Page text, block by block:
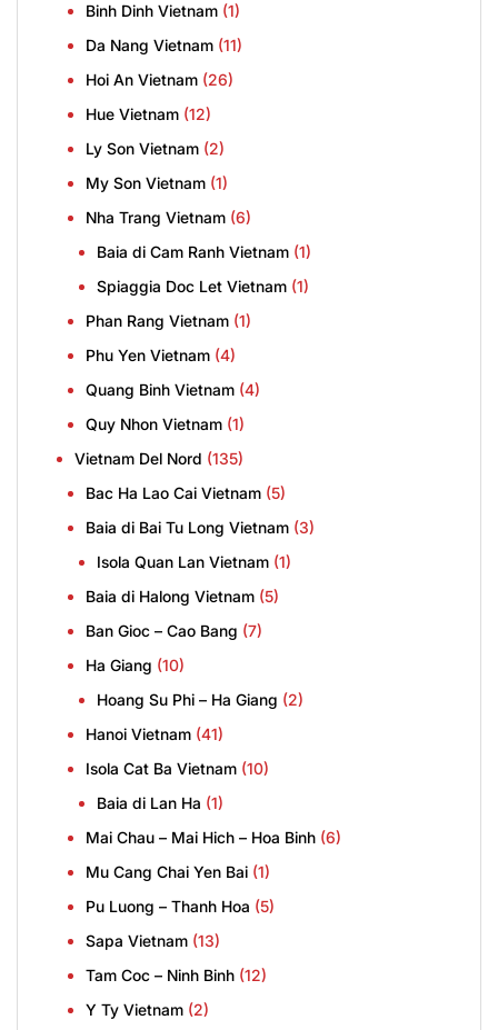
Binh Dinh Vietnam (1)
Da Nang Vietnam (11)
Hoi An Vietnam (26)
Hue Vietnam (12)
Ly Son Vietnam (2)
My Son Vietnam (1)
Nha Trang Vietnam (6)
Baia di Cam Ranh Vietnam (1)
Spiaggia Doc Let Vietnam (1)
Phan Rang Vietnam (1)
Phu Yen Vietnam (4)
Quang Binh Vietnam (4)
Quy Nhon Vietnam (1)
Vietnam Del Nord (135)
Bac Ha Lao Cai Vietnam (5)
Baia di Bai Tu Long Vietnam (3)
Isola Quan Lan Vietnam (1)
Baia di Halong Vietnam (5)
Ban Gioc – Cao Bang (7)
Ha Giang (10)
Hoang Su Phi – Ha Giang (2)
Hanoi Vietnam (41)
Isola Cat Ba Vietnam (10)
Baia di Lan Ha (1)
Mai Chau – Mai Hich – Hoa Binh (6)
Mu Cang Chai Yen Bai (1)
Pu Luong – Thanh Hoa (5)
Sapa Vietnam (13)
Tam Coc – Ninh Binh (12)
Y Ty Vietnam (2)